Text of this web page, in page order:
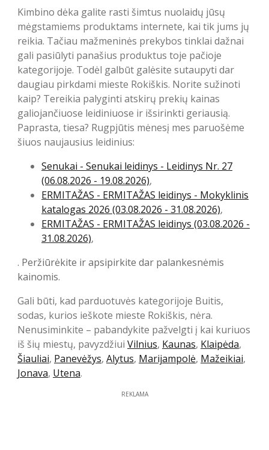
Kimbino dėka galite rasti šimtus nuolaidų jūsų
mėgstamiems produktams internete, kai tik jums jų
reikia. Tačiau mažmeninės prekybos tinklai dažnai
gali pasiūlyti panašius produktus toje pačioje
kategorijoje. Todėl galbūt galėsite sutaupyti dar
daugiau pirkdami mieste Rokiškis. Norite sužinoti
kaip? Tereikia palyginti atskirų prekių kainas
galiojančiuose leidiniuose ir išsirinkti geriausią.
Paprasta, tiesa? Rugpjūtis mėnesį mes paruošėme
šiuos naujausius leidinius:
Senukai - Senukai leidinys - Leidinys Nr. 27
(06.08.2026 - 19.08.2026),
ERMITAŽAS - ERMITAŽAS leidinys - Mokyklinis
katalogas 2026 (03.08.2026 - 31.08.2026),
ERMITAŽAS - ERMITAŽAS leidinys (03.08.2026 -
31.08.2026),
. Peržiūrėkite ir apsipirkite dar palankesnėmis
kainomis.
Gali būti, kad parduotuvės kategorijoje Buitis,
sodas, kurios ieškote mieste Rokiškis, nėra.
Nenusiminkite – pabandykite pažvelgti į kai kuriuos
iš šių miestų, pavyzdžiui Vilnius, Kaunas, Klaipėda,
Šiauliai, Panevėžys, Alytus, Marijampolė, Mažeikiai,
Jonava, Utena.
REKLAMA